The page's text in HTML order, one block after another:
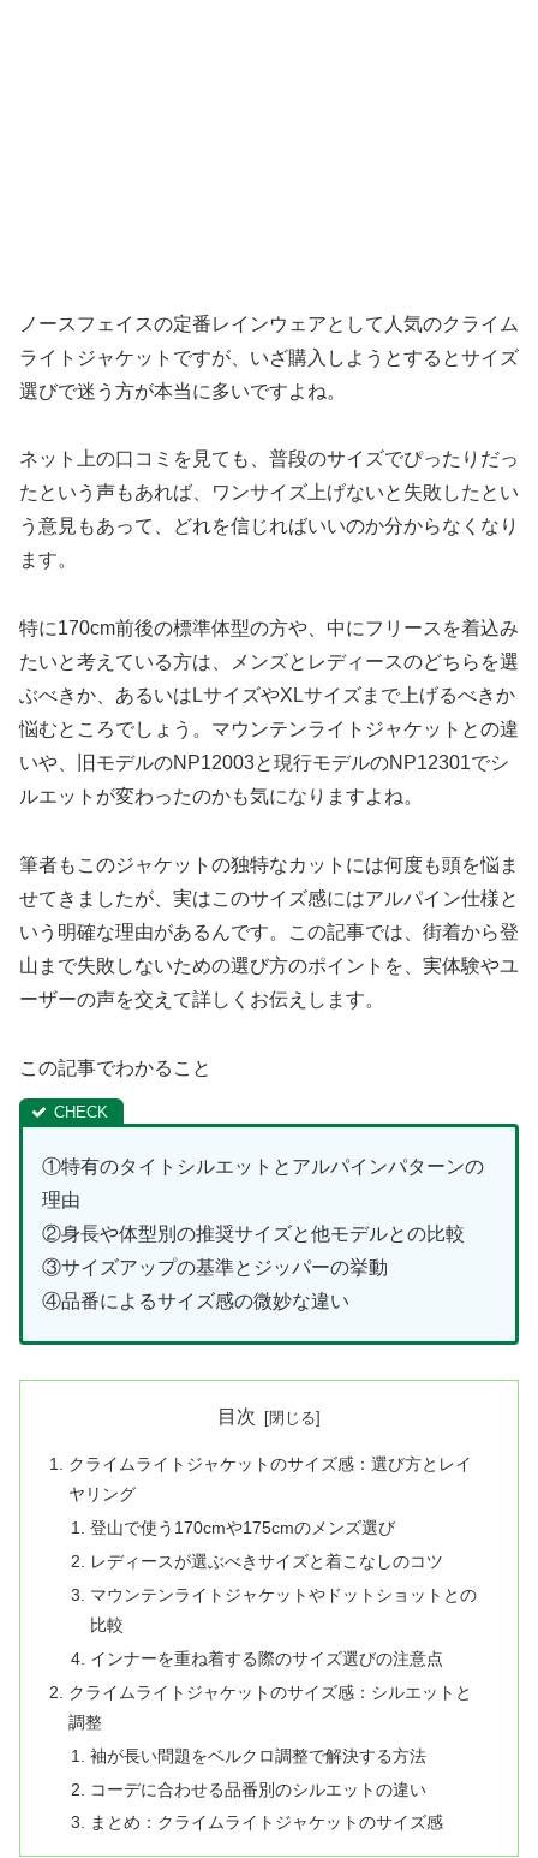
ノースフェイスの定番レインウェアとして人気のクライム
ライトジャケットですが、いざ購入しようとするとサイズ
選びで迷う方が本当に多いですよね。
ネット上の口コミを見ても、普段のサイズでぴったりだっ
たという声もあれば、ワンサイズ上げないと失敗したとい
う意見もあって、どれを信じればいいのか分からなくなり
ます。
特に170cm前後の標準体型の方や、中にフリースを着込み
たいと考えている方は、メンズとレディースのどちらを選
ぶべきか、あるいはLサイズやXLサイズまで上げるべきか
悩むところでしょう。マウンテンライトジャケットとの違
いや、旧モデルのNP12003と現行モデルのNP12301でシ
ルエットが変わったのかも気になりますよね。
筆者もこのジャケットの独特なカットには何度も頭を悩ま
せてきましたが、実はこのサイズ感にはアルパイン仕様と
いう明確な理由があるんです。この記事では、街着から登
山まで失敗しないための選び方のポイントを、実体験やユ
ーザーの声を交えて詳しくお伝えします。
この記事でわかること
①特有のタイトシルエットとアルパインパターンの
理由
②身長や体型別の推奨サイズと他モデルとの比較
③サイズアップの基準とジッパーの挙動
④品番によるサイズ感の微妙な違い
目次
クライムライトジャケットのサイズ感：選び方とレイ
ヤリング
登山で使う170cmや175cmのメンズ選び
レディースが選ぶべきサイズと着こなしのコツ
マウンテンライトジャケットやドットショットとの
比較
インナーを重ね着する際のサイズ選びの注意点
クライムライトジャケットのサイズ感：シルエットと
調整
袖が長い問題をベルクロ調整で解決する方法
コーデに合わせる品番別のシルエットの違い
まとめ：クライムライトジャケットのサイズ感